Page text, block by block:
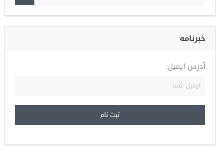
خبرنامه
آدرس ایمیل: